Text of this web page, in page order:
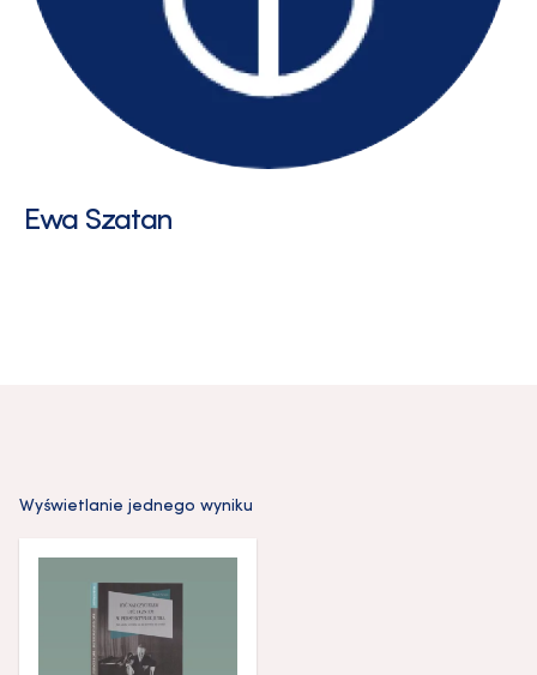
Ewa Szatan
Wyświetlanie jednego wyniku